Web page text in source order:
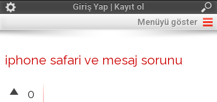
Giriş Yap | Kayıt ol
Menüyü göster
iphone safari ve mesaj sorunu
0